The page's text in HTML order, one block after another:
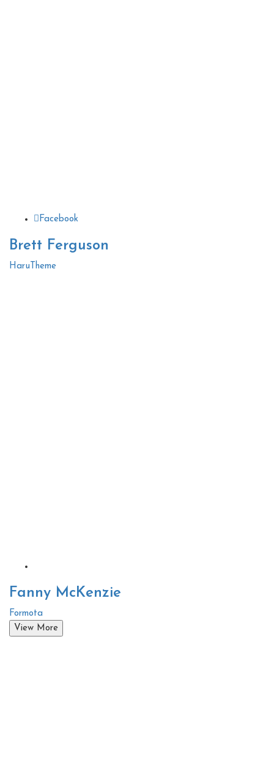
Facebook
Brett Ferguson
HaruTheme
Fanny McKenzie
Formota
View More